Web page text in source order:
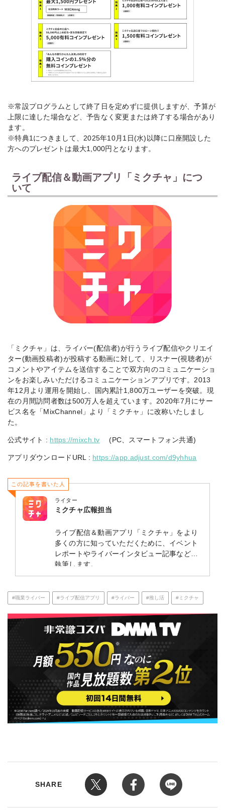
※常設プログラムとして終了日を定めずに提供しますが、予算が
上限に達した場合など、予告なく変更または終了する場合があり
ます。
※特典1につきまして、2025年10月1日(水)以降に口座開設した
方へのプレゼントは最大1,000円となります。
ライブ配信＆動画アプリ「ミクチャ」につ
いて
「ミクチャ」は、ライバー(配信者)が行うライブ配信やクリエイ
ター(動画投稿者)が投稿する動画に対して、リスナー(視聴者)が
コメントやアイテムを送信することで双方向のコミュニケーショ
ンをお楽しみいただけるコミュニケーションアプリです。2013
年12月より運用を開始し、国内累計1,800万ユーザーを突破。現
在の月間訪問者数は500万人を超えています。2020年7月にサー
ビス名を「MixChannel」より「ミクチャ」に改称いたしまし
た。
公式サイト : https://mixch.tv (PC、スマートフォン共通)
アプリダウンロードURL : https://app.adjust.com/d9yhhua
この記事を書いた人
ライター
ミクチャ広報担当
ライブ配信＆動画アプリ「ミクチャ」をより
多くの方に知っていただくために、イベント
レポートやライバーインタビュー記事などを
執筆します。
#職業ライバー #ライブ配信アプリ #ライバー #推し活 #ミクチャ
SHARE